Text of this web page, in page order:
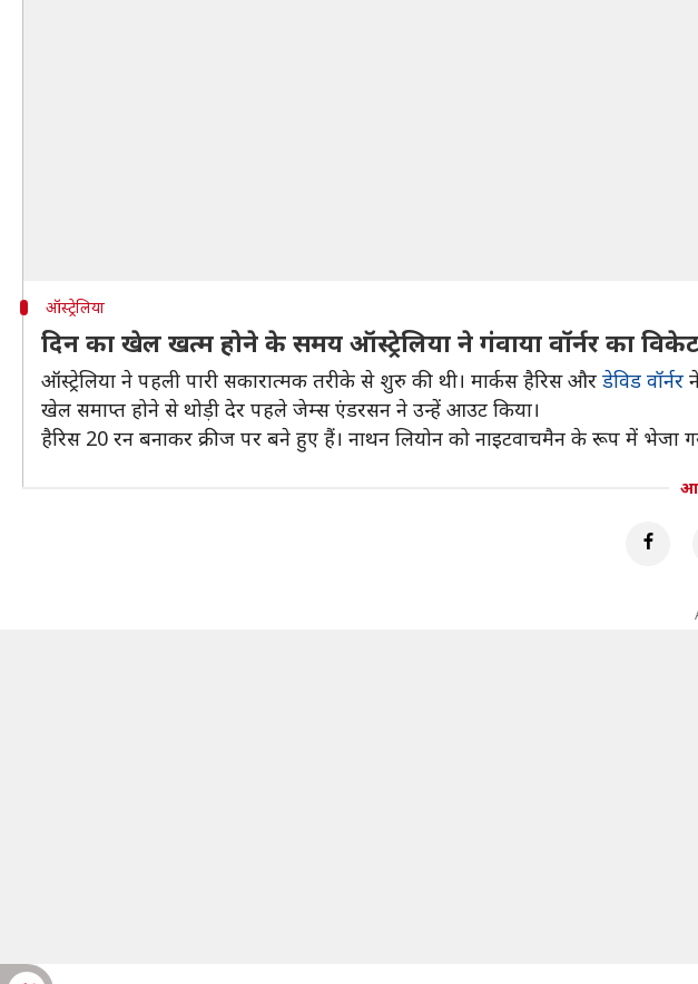
ऑस्ट्रेलिया
दिन का खेल खत्म होने के समय ऑस्ट्रेलिया ने गंवाया वॉर्नर का विकेट
ऑस्ट्रेलिया ने पहली पारी सकारात्मक तरीके से शुरु की थी। मार्कस हैरिस और डेविड वॉर्नर
खेल समाप्त होने से थोड़ी देर पहले जेम्स एंडरसन ने उन्हें आउट किया।
हैरिस 20 रन बनाकर क्रीज पर बने हुए हैं। नाथन लियोन को नाइटवाचमैन के रूप में भेजा